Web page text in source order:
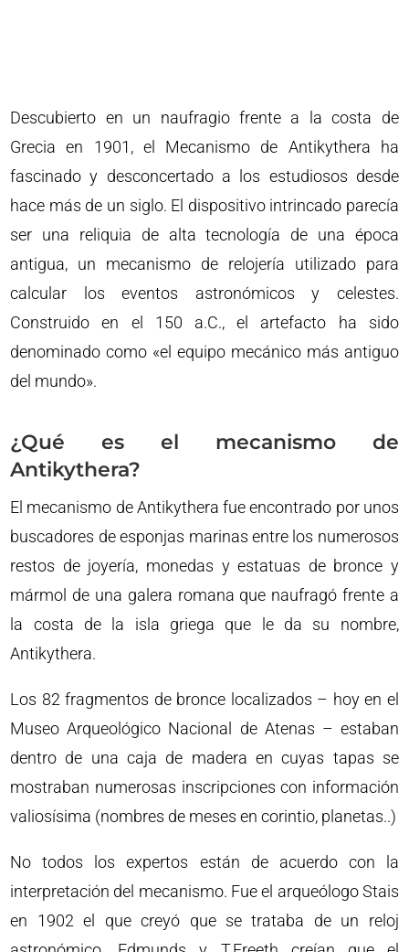
Descubierto en un naufragio frente a la costa de
Grecia en 1901, el Mecanismo de Antikythera ha
fascinado y desconcertado a los estudiosos desde
hace más de un siglo. El dispositivo intrincado parecía
ser una reliquia de alta tecnología de una época
antigua, un mecanismo de relojería utilizado para
calcular los eventos astronómicos y celestes.
Construido en el 150 a.C., el artefacto ha sido
denominado como «el equipo mecánico más antiguo
del mundo».
¿Qué es el mecanismo de
Antikythera?
El mecanismo de Antikythera fue encontrado por unos
buscadores de esponjas marinas entre los numerosos
restos de joyería, monedas y estatuas de bronce y
mármol de una galera romana que naufragó frente a
la costa de la isla griega que le da su nombre,
Antikythera.
Los 82 fragmentos de bronce localizados – hoy en el
Museo Arqueológico Nacional de Atenas – estaban
dentro de una caja de madera en cuyas tapas se
mostraban numerosas inscripciones con información
valiosísima (nombres de meses en corintio, planetas..)
No todos los expertos están de acuerdo con la
interpretación del mecanismo. Fue el arqueólogo Stais
en 1902 el que creyó que se trataba de un reloj